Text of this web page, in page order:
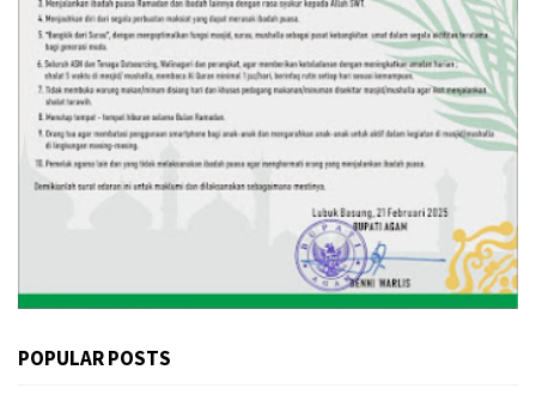
POPULAR POSTS